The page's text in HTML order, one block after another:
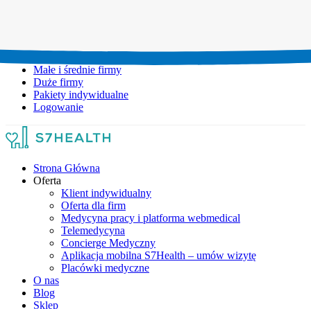
Małe i średnie firmy
Duże firmy
Pakiety indywidualne
Logowanie
Strona Główna
Oferta
Klient indywidualny
Oferta dla firm
Medycyna pracy i platforma webmedical
Telemedycyna
Concierge Medyczny
Aplikacja mobilna S7Health – umów wizytę
Placówki medyczne
O nas
Blog
Sklep